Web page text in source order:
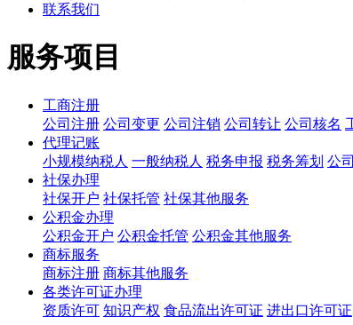
联系我们
服务项目
工商注册
公司注册 公司变更 公司注销 公司转让 公司核名
代理记账
小规模纳税人 一般纳税人 税务申报 税务筹划 公
社保办理
社保开户 社保托管 社保其他服务
公积金办理
公积金开户 公积金托管 公积金其他服务
商标服务
商标注册 商标其他服务
各类许可证办理
资质许可 知识产权 食品流出许可证 进出口许可证